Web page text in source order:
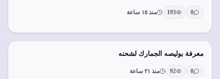
0
193 منذ ١٥ ساعة
معرفة بوليصه الجمارك لشحنه
0
92 منذ ٢١ ساعة